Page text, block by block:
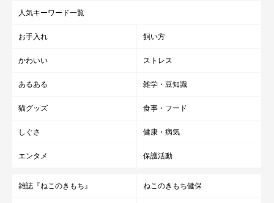
人気キーワード一覧
お手入れ 飼い方
かわいい ストレス
あるある 雑学・豆知識
猫グッズ 食事・フード
しぐさ 健康・病気
エンタメ 保護活動
雑誌『ねこのきもち』 ねこのきもち健保